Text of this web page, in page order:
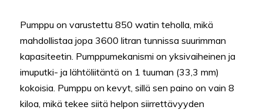
Pumppu on varustettu 850 watin teholla, mikä
mahdollistaa jopa 3600 litran tunnissa suurimman
kapasiteetin. Pumppumekanismi on yksivaiheinen ja
imuputki- ja lähtöliitäntä on 1 tuuman (33,3 mm)
kokoisia. Pumppu on kevyt, sillä sen paino on vain 8
kiloa, mikä tekee siitä helpon siirrettävyyden